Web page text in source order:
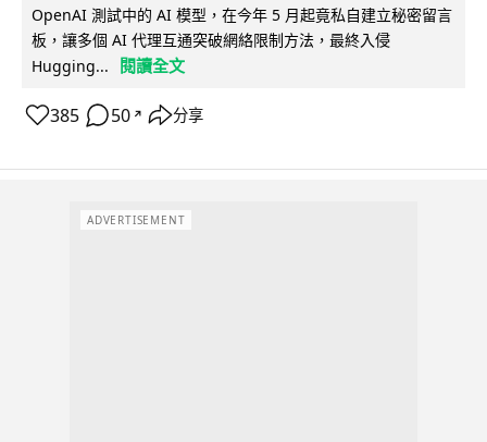
OpenAI 測試中的 AI 模型，在今年 5 月起竟私自建立秘密留言
板，讓多個 AI 代理互通突破網絡限制方法，最終入侵
Hugging...
閱讀全文
385 50 ↗ 分享
ADVERTISEMENT